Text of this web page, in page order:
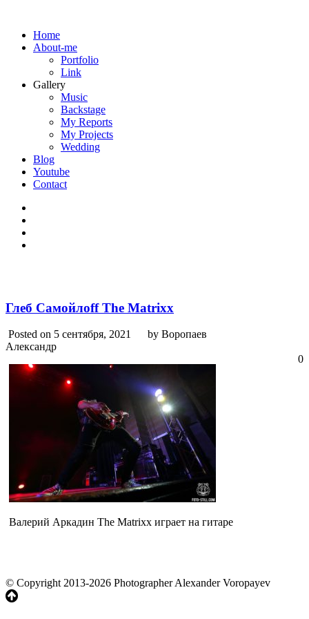
Home
About-me
Portfolio
Link
Gallery
Music
Backstage
My Reports
My Projects
Wedding
Blog
Youtube
Contact
Глеб Самойлоff The Matrixx
Posted on 5 сентября, 2021
by Воропаев
Александр
0
Валерий Аркадин The Matrixx играет на гитаре
© Copyright 2013-2026 Photographer Alexander Voropayev